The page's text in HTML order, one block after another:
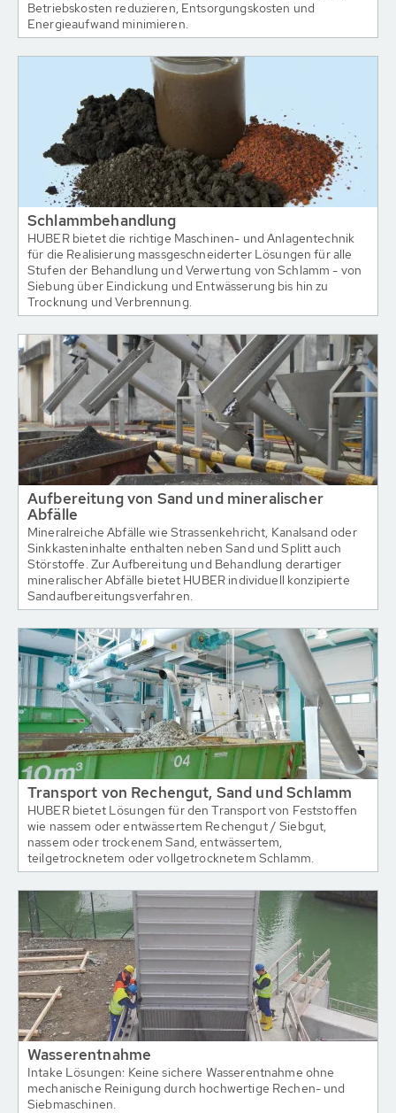
Betriebskosten reduzieren, Entsorgungskosten und
Energieaufwand minimieren.
Schlammbehandlung
HUBER bietet die richtige Maschinen- und Anlagentechnik
für die Realisierung massgeschneiderter Lösungen für alle
Stufen der Behandlung und Verwertung von Schlamm - von
Siebung über Eindickung und Entwässerung bis hin zu
Trocknung und Verbrennung.
Aufbereitung von Sand und mineralischer
Abfälle
Mineralreiche Abfälle wie Strassenkehricht, Kanalsand oder
Sinkkasteninhalte enthalten neben Sand und Splitt auch
Störstoffe. Zur Aufbereitung und Behandlung derartiger
mineralischer Abfälle bietet HUBER individuell konzipierte
Sandaufbereitungsverfahren.
Transport von Rechengut, Sand und Schlamm
HUBER bietet Lösungen für den Transport von Feststoffen
wie nassem oder entwässertem Rechengut / Siebgut,
nassem oder trockenem Sand, entwässertem,
teilgetrocknetem oder vollgetrocknetem Schlamm.
Wasserentnahme
Intake Lösungen: Keine sichere Wasserentnahme ohne
mechanische Reinigung durch hochwertige Rechen- und
Siebmaschinen.